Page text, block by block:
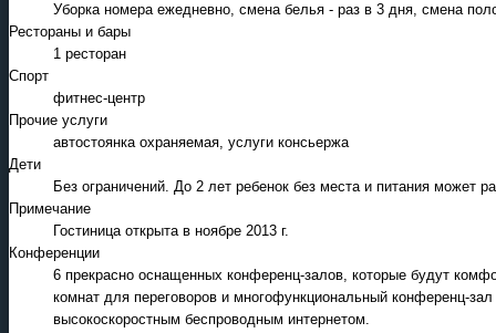
Уборка номера ежедневно, смена белья - раз в 3 дня, смена
Рестораны и бары
1 ресторан
Спорт
фитнес-центр
Прочие услуги
автостоянка охраняемая, услуги консьержа
Дети
Без ограничений. До 2 лет ребенок без места и питания может
Примечание
Гостиница открыта в ноябре 2013 г.
Конференции
6 прекрасно оснащенных конференц-залов, которые будут
комнат для переговоров и многофункциональный конференц-
высокоскоростным беспроводным интернетом.